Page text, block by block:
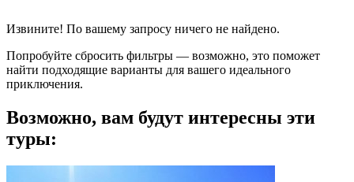
Извините! По вашему запросу ничего не найдено.
Попробуйте сбросить фильтры — возможно, это поможет
найти подходящие варианты для вашего идеального
приключения.
Возможно, вам будут интересны эти
туры: